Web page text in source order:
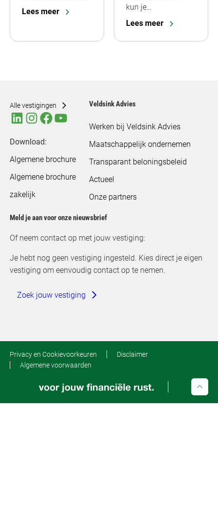
Lees meer
kun je…
Lees meer
Alle vestigingen
Download:
Algemene brochure
Algemene brochure
zakelijk
Veldsink Advies
Werken bij Veldsink Advies
Maatschappelijk ondernemen
Transparant beloningsbeleid
Actueel
Onze partners
Meld je aan voor onze nieuwsbrief
Of neem contact op met jouw vestiging:
Je hebt nog geen vestiging ingesteld. Kies direct je eigen
vestiging om eenvoudig contact op te nemen.
Zoek jouw vestiging
Privacy en Cookievoorkeuren
Disclaimer
Algemene voorwaarden